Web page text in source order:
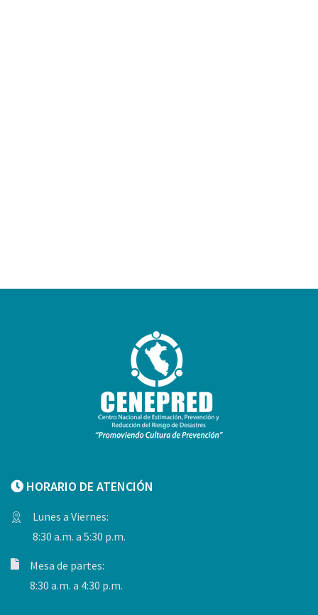
HORARIO DE ATENCIÓN
Lunes a Viernes:
8:30 a.m. a 5:30 p.m.
Mesa de partes:
8:30 a.m. a 4:30 p.m.